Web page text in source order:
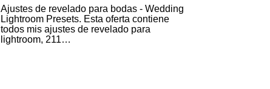
Ajustes de revelado para bodas - Wedding
Lightroom Presets. Esta oferta contiene
todos mis ajustes de revelado para
lightroom, 211…